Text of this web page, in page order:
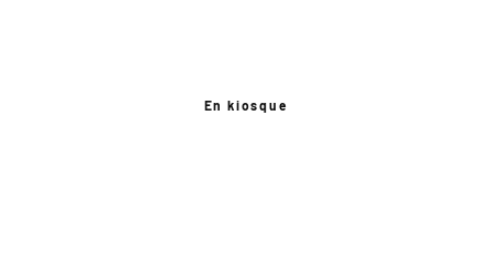
En kiosque